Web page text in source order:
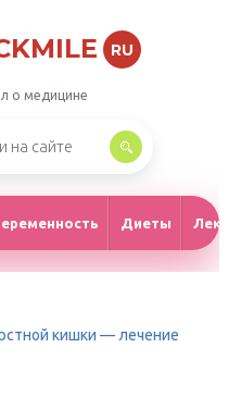
RU
о медицине
Диеты
кишки — лечение